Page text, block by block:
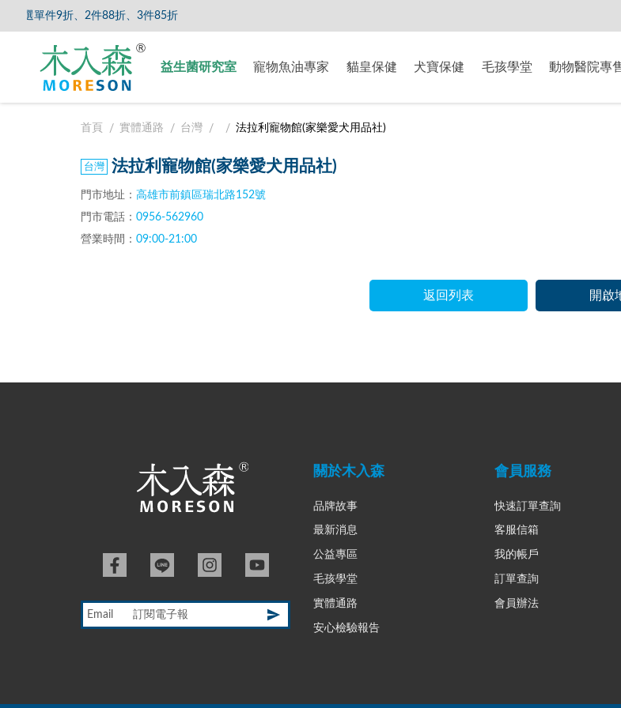
選單件9折、2件88折、3件85折
益生菌研究室 寵物魚油專家 貓皇保健 犬寶保健 毛孩學堂 動物醫院專
首頁 實體通路 台灣 法拉利寵物館(家樂愛犬用品社)
法拉利寵物館(家樂愛犬用品社)
門市地址： 高雄市前鎮區瑞北路152號
門市電話： 0956-562960
營業時間： 09:00-21:00
返回列表 開啟
關於木入森
品牌故事
最新消息
公益專區
毛孩學堂
實體通路
安心檢驗報告
會員服務
快速訂單查詢
客服信箱
我的帳戶
訂單查詢
會員辦法
Email